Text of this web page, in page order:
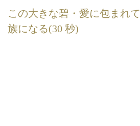
この大きな碧・愛に包まれ
族になる(30 秒)